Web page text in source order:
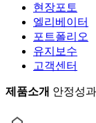
현장포토
엘리베이터
포트폴리오
유지보수
고객센터
제품소개 안정성